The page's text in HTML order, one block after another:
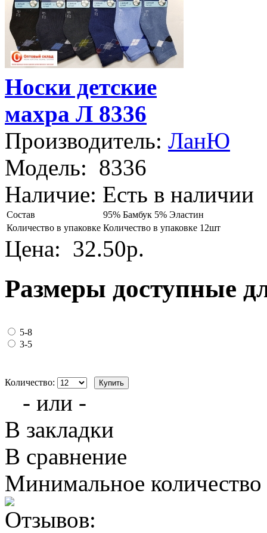
Носки детские
махра Л 8336
Производитель: ЛанЮ
Модель: 8336
Наличие: Есть в наличии
Состав
95% Бамбук 5% Эластин
Количество в упаковке Количество в упаковке 12шт
Цена: 32.50р.
Размеры доступные
5-8
3-5
Количество:
- или -
В закладки
В сравнение
Минимальное количество